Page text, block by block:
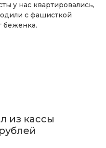
у нас квартировались,
с фашисткой
беженка.
из кассы